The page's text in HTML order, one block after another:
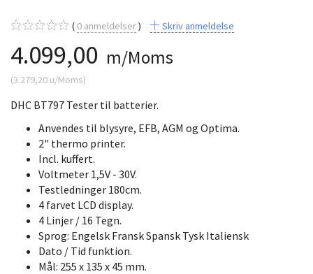
0 anmeldelser Skriv anmeldelse
4.099,00 m/Moms
(3.279,20 u/Moms)
DHC BT797 Tester til batterier.
Anvendes til blysyre, EFB, AGM og Optima.
2" thermo printer.
Incl. kuffert.
Voltmeter 1,5V - 30V.
Testledninger 180cm.
4 farvet LCD display.
4 Linjer / 16 Tegn.
Sprog: Engelsk Fransk Spansk Tysk Italiensk
Dato / Tid funktion.
Mål: 255 x 135 x 45 mm.